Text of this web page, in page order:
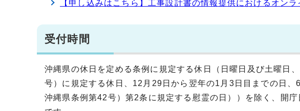
【申し込みはこちら】工事設計書の情報提供におけるオンラ
受付時間
沖縄県の休日を定める条例に規定する休日（日曜日及び土曜日
号）に規定する休日、12月29日から翌年の1月3日目までの日
沖縄県条例第42号）第2条に規定する慰霊の日））を除く、開